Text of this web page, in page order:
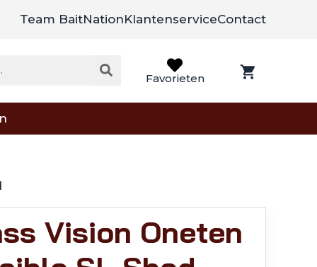
Team BaitNationKlantenserviceContact
Favorieten
Vision Oneten